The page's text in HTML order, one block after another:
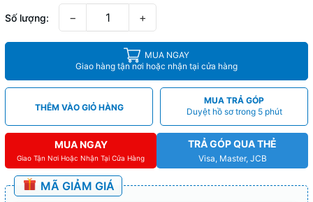
Số lượng: − +
MUA NGAY
Giao hàng tận nơi hoặc nhận tại cửa hàng
THÊM VÀO GIỎ HÀNG
MUA TRẢ GÓP
Duyệt hồ sơ trong 5 phút
MUA NGAY
Giao Tận Nơi Hoặc Nhận Tại Cửa Hàng
TRẢ GÓP QUA THẺ
Visa, Master, JCB
MÃ GIẢM GIÁ